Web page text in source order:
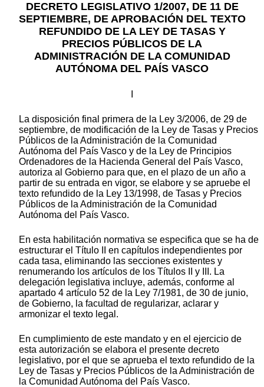
DECRETO LEGISLATIVO 1/2007, DE 11 DE
SEPTIEMBRE, DE APROBACIÓN DEL TEXTO
REFUNDIDO DE LA LEY DE TASAS Y
PRECIOS PÚBLICOS DE LA
ADMINISTRACIÓN DE LA COMUNIDAD
AUTÓNOMA DEL PAÍS VASCO
La disposición final primera de la Ley 3/2006, de 29 de
septiembre, de modificación de la Ley de Tasas y Precios
Públicos de la Administración de la Comunidad
Autónoma del País Vasco y de la Ley de Principios
Ordenadores de la Hacienda General del País Vasco,
autoriza al Gobierno para que, en el plazo de un año a
partir de su entrada en vigor, se elabore y se apruebe el
texto refundido de la Ley 13/1998, de Tasas y Precios
Públicos de la Administración de la Comunidad
Autónoma del País Vasco.
En esta habilitación normativa se especifica que se ha de
estructurar el Título II en capítulos independientes por
cada tasa, eliminando las secciones existentes y
renumerando los artículos de los Títulos II y III. La
delegación legislativa incluye, además, conforme al
apartado 4 artículo 52 de la Ley 7/1981, de 30 de junio,
de Gobierno, la facultad de regularizar, aclarar y
armonizar el texto legal.
En cumplimiento de este mandato y en el ejercicio de
esta autorización se elabora el presente decreto
legislativo, por el que se aprueba el texto refundido de la
Ley de Tasas y Precios Públicos de la Administración de
la Comunidad Autónoma del País Vasco.